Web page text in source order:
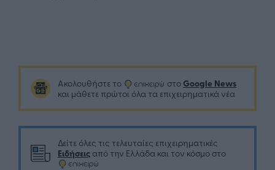
Ακολουθήστε το στο Google News
και μάθετε πρώτοι όλα τα επιχειρηματικά νέα
Δείτε όλες τις τελευταίες επιχειρηματικές
Ειδήσεις από την Ελλάδα και τον κόσμο στο